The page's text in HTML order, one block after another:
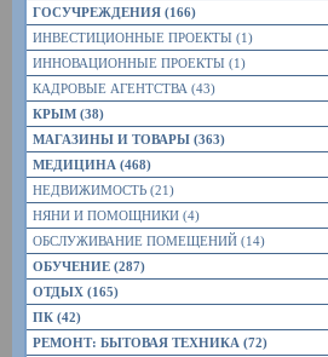
ГОСУЧРЕЖДЕНИЯ (166)
ИНВЕСТИЦИОННЫЕ ПРОЕКТЫ (1)
ИННОВАЦИОННЫЕ ПРОЕКТЫ (1)
КАДРОВЫЕ АГЕНТСТВА (43)
КРЫМ (38)
МАГАЗИНЫ И ТОВАРЫ (363)
МЕДИЦИНА (468)
НЕДВИЖИМОСТЬ (21)
НЯНИ И ПОМОЩНИКИ (4)
ОБСЛУЖИВАНИЕ ПОМЕЩЕНИЙ (14)
ОБУЧЕНИЕ (287)
ОТДЫХ (165)
ПК (42)
РЕМОНТ: БЫТОВАЯ ТЕХНИКА (72)